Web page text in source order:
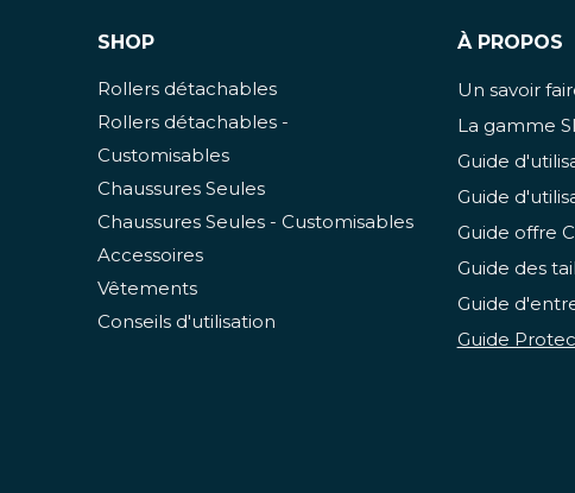
SHOP
Rollers détachables
Rollers détachables -
Customisables
Chaussures Seules
Chaussures Seules - Customisables
Accessoires
Vêtements
Conseils d'utilisation
À PROPOS
Un savoir
La gamme
Guide
Guide
Guide offre
Guide des
Guide
Guide